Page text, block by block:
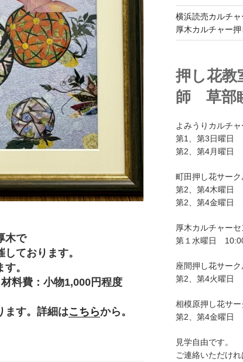
木で
しております。
。
費：小物1,000円程度
ます。詳細はこちらから。
横浜読売カルチャ
厚木カルチャー
押し花教
師 草部
よみうりカルチャ
第1、第3日曜日
第2、第4月曜日
町田押し花サーク
第2、第4木曜日
第2、第4金曜日
厚木カルチャーセ
第１水曜日
座間押し花サーク
第2、第4火曜日
相模原押し花サー
第2、第4金曜日
見学自由です。
ご連絡いただけれ